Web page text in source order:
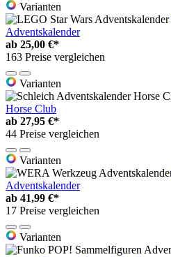
Varianten
Adventskalender
ab 25,00 €*
163 Preise vergleichen
Varianten
Horse Club
ab 27,95 €*
44 Preise vergleichen
Varianten
Adventskalender
ab 41,99 €*
17 Preise vergleichen
Varianten